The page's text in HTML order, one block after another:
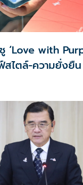
‘Love with
ไตล์-ความยั่งยืน